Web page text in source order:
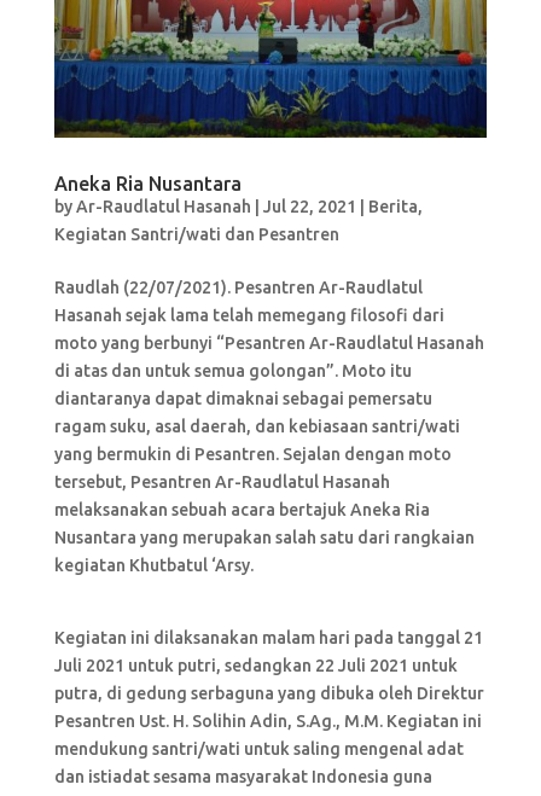
Aneka Ria Nusantara
byAr-Raudlatul Hasanah Jul 22, 2021 Berita,
Kegiatan Santri/wati dan Pesantren
Raudlah (22/07/2021). Pesantren Ar-Raudlatul
Hasanah sejak lama telah memegang filosofi dari
moto yang berbunyi “Pesantren Ar-Raudlatul Hasanah
di atas dan untuk semua golongan”. Moto itu
diantaranya dapat dimaknai sebagai pemersatu
ragam suku, asal daerah, dan kebiasaan santri/wati
yang bermukin di Pesantren. Sejalan dengan moto
tersebut, Pesantren Ar-Raudlatul Hasanah
melaksanakan sebuah acara bertajuk Aneka Ria
Nusantara yang merupakan salah satu dari rangkaian
kegiatan Khutbatul ‘Arsy.
Kegiatan ini dilaksanakan malam hari pada tanggal 21
Juli 2021 untuk putri, sedangkan 22 Juli 2021 untuk
putra, di gedung serbaguna yang dibuka oleh Direktur
Pesantren Ust. H. Solihin Adin, S.Ag., M.M. Kegiatan ini
mendukung santri/wati untuk saling mengenal adat
dan istiadat sesama masyarakat Indonesia guna